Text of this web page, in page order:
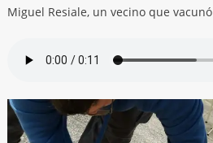
Miguel Resiale, un vecino que